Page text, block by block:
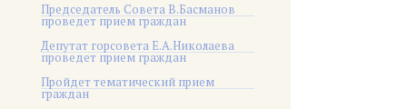
Председатель Совета В.Басманов
проведет прием граждан
Депутат горсовета Е.А.Николаева
проведет прием граждан
Пройдет тематический прием
граждан